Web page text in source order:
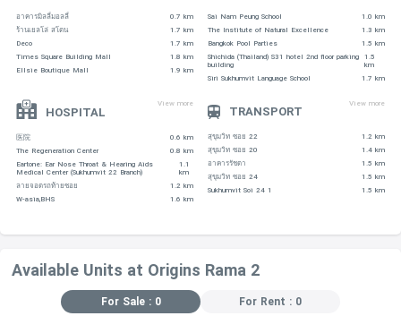
อาคารมิลลี่มอลลี่
0.7 km
ร้านเยลโล่ สโตน
1.7 km
Deco
1.7 km
Times Square Building Mall
1.8 km
Ellsie Boutique Mall
1.9 km
Sai Nam Peung School
1.0 km
The Institute of Natural Excellence
1.3 km
Bangkok Pool Parties
1.5 km
Shichida (Thailand) S31 hotel 2nd floor parking
building
1.5
km
Siri Sukhumvit Language School
1.7 km
HOSPITAL
View more
医院
0.6 km
The Regeneration Center
0.8 km
Eartone: Ear Nose Throat & Hearing Aids
Medical Center (Sukhumvit 22 Branch)
1.1
km
ลายจอดรถท้ายซอย
1.2 km
W-asia,BHS
1.6 km
TRANSPORT
View more
สุขุมวิท ซอย 22
1.2 km
สุขุมวิท ซอย 20
1.4 km
อาคารรัชดา
1.5 km
สุขุมวิท ซอย 24
1.5 km
Sukhumvit Soi 24 1
1.5 km
Available Units at Origins Rama 2
For Sale : 0 For Rent : 0